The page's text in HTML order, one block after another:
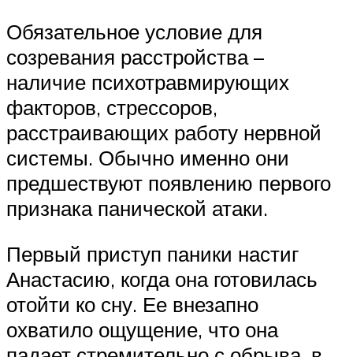
Обязательное условие для
созревания расстройства –
наличие психотравмирующих
факторов, стрессоров,
расстраивающих работу нервной
системы. Обычно именно они
предшествуют появлению первого
признака панической атаки.
Первый приступ паники настиг
Анастасию, когда она готовилась
отойти ко сну. Ее внезапно
охватило ощущение, что она